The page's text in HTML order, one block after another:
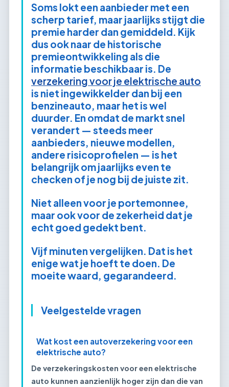
Soms lokt een aanbieder met een
scherp tarief, maar jaarlijks stijgt die
premie harder dan gemiddeld. Kijk
dus ook naar de historische
premieontwikkeling als die
informatie beschikbaar is. De
verzekering voor je elektrische auto
is niet ingewikkelder dan bij een
benzineauto, maar het is wel
duurder. En omdat de markt snel
verandert — steeds meer
aanbieders, nieuwe modellen,
andere risicoprofielen — is het
belangrijk om jaarlijks even te
checken of je nog bij de juiste zit.
Niet alleen voor je portemonnee,
maar ook voor de zekerheid dat je
echt goed gedekt bent.
Vijf minuten vergelijken. Dat is het
enige wat je hoeft te doen. De
moeite waard, gegarandeerd.
Veelgestelde vragen
Wat kost een autoverzekering voor een
elektrische auto?
De verzekeringskosten voor een elektrische
auto kunnen aanzienlijk hoger zijn dan die van